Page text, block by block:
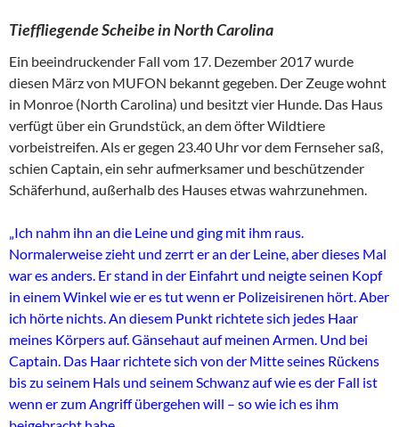
Tieffliegende Scheibe in North Carolina
Ein beeindruckender Fall vom 17. Dezember 2017 wurde
diesen März von MUFON bekannt gegeben. Der Zeuge wohnt
in Monroe (North Carolina) und besitzt vier Hunde. Das Haus
verfügt über ein Grundstück, an dem öfter Wildtiere
vorbeistreifen. Als er gegen 23.40 Uhr vor dem Fernseher saß,
schien Captain, ein sehr aufmerksamer und beschützender
Schäferhund, außerhalb des Hauses etwas wahrzunehmen.
„Ich nahm ihn an die Leine und ging mit ihm raus.
Normalerweise zieht und zerrt er an der Leine, aber dieses Mal
war es anders. Er stand in der Einfahrt und neigte seinen Kopf
in einem Winkel wie er es tut wenn er Polizeisirenen hört. Aber
ich hörte nichts. An diesem Punkt richtete sich jedes Haar
meines Körpers auf. Gänsehaut auf meinen Armen. Und bei
Captain. Das Haar richtete sich von der Mitte seines Rückens
bis zu seinem Hals und seinem Schwanz auf wie es der Fall ist
wenn er zum Angriff übergehen will – so wie ich es ihm